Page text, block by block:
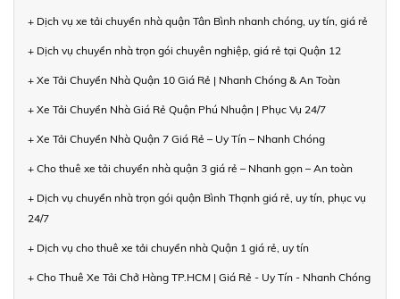
+ Dịch vụ xe tải chuyển nhà quận Tân Bình nhanh chóng, uy tín, giá rẻ
+ Dịch vụ chuyển nhà trọn gói chuyên nghiệp, giá rẻ tại Quận 12
+ Xe Tải Chuyển Nhà Quận 10 Giá Rẻ | Nhanh Chóng & An Toàn
+ Xe Tải Chuyển Nhà Giá Rẻ Quận Phú Nhuận | Phục Vụ 24/7
+ Xe Tải Chuyển Nhà Quận 7 Giá Rẻ – Uy Tín – Nhanh Chóng
+ Cho thuê xe tải chuyển nhà quận 3 giá rẻ – Nhanh gọn – An toàn
+ Dịch vụ chuyển nhà trọn gói quận Bình Thạnh giá rẻ, uy tín, phục vụ
24/7
+ Dịch vụ cho thuê xe tải chuyển nhà Quận 1 giá rẻ, uy tín
+ Cho Thuê Xe Tải Chở Hàng TP.HCM | Giá Rẻ - Uy Tín - Nhanh Chóng